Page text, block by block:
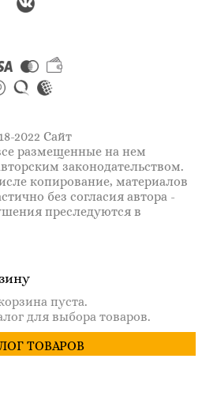
2022 Сайт
размещенные на нем
законодательством.
копирование, материалов
без согласия автора -
преследуются в
пуста.
для выбора товаров.
ТОВАРОВ